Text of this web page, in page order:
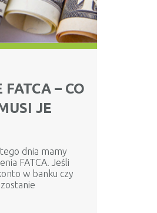
– CO
JE
dnia mamy
FATCA. Jeśli
w banku czy